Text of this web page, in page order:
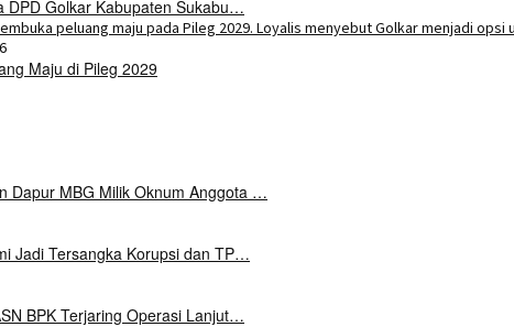
DPD Golkar Kabupaten Sukabu…
Maju di Pileg 2029
Dapur MBG Milik Oknum Anggota …
Jadi Tersangka Korupsi dan TP…
BPK Terjaring Operasi Lanjut…